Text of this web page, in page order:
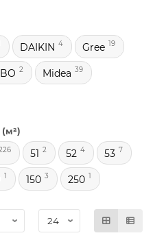
DAIKIN 4 Gree 19
2 Midea 39
51 2 52 4 53 7
1 150 3 250 1